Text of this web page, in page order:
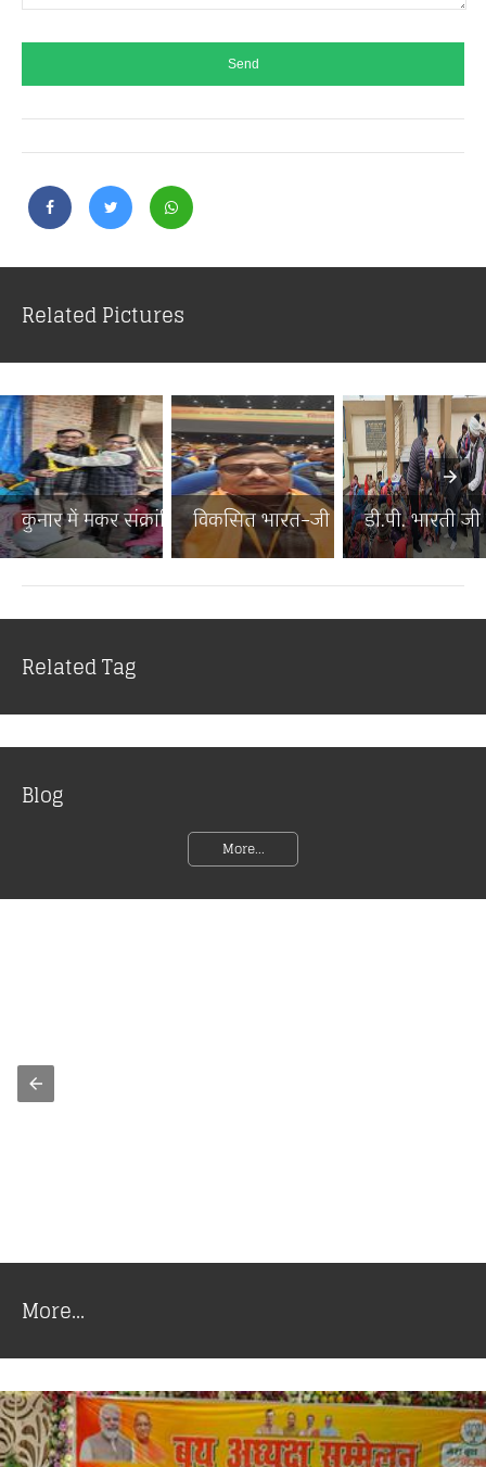
Related Pictures
कुनार में मकर संक्रांति पर...विकसित भारत–जी राम जी जनज...
डी.पी. भारती
Related Tag
Blog
More...
More...